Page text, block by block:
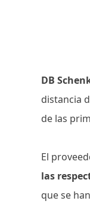
DB
distancia
de las
El
las
que se